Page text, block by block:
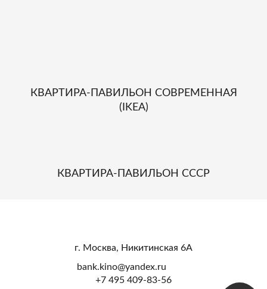
КВАРТИРА-ПАВИЛЬОН СОВРЕМЕННАЯ
(IKEA)
КВАРТИРА-ПАВИЛЬОН СССР
г. Москва, Никитинская 6А
bank.kino@yandex.ru
+7 495 409-83-56